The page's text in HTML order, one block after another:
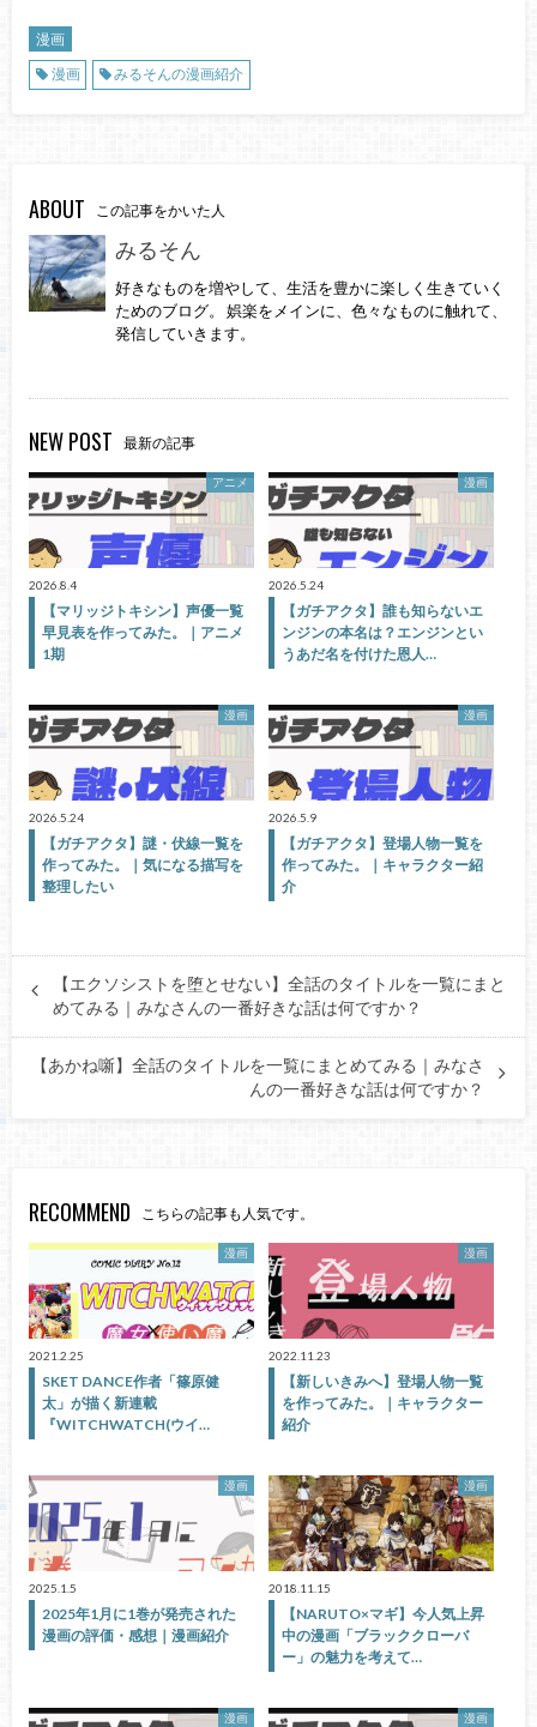
漫画
漫画
みるそんの漫画紹介
ABOUT この記事をかいた人
みるそん
好きなものを増やして、生活を豊かに楽しく生きていく
ためのブログ。 娯楽をメインに、色々なものに触れて、
発信していきます。
NEW POST 最新の記事
アニメ
2026.8.4
【マリッジトキシン】声優一覧
早見表を作ってみた。｜アニメ
1期
漫画
2026.5.24
【ガチアクタ】誰も知らないエ
ンジンの本名は？エンジンとい
うあだ名を付けた恩人…
漫画
2026.5.24
【ガチアクタ】謎・伏線一覧を
作ってみた。｜気になる描写を
整理したい
漫画
2026.5.9
【ガチアクタ】登場人物一覧を
作ってみた。｜キャラクター紹
介
【エクソシストを堕とせない】全話のタイトルを一覧にまと
めてみる｜みなさんの一番好きな話は何ですか？
【あかね噺】全話のタイトルを一覧にまとめてみる｜みなさ
んの一番好きな話は何ですか？
RECOMMEND こちらの記事も人気です。
漫画
2021.2.25
SKET DANCE作者「篠原健
太」が描く新連載
『WITCHWATCH(ウイ…
漫画
2022.11.23
【新しいきみへ】登場人物一覧
を作ってみた。｜キャラクター
紹介
漫画
2025.1.5
2025年1月に1巻が発売された
漫画の評価・感想｜漫画紹介
漫画
2018.11.15
【NARUTO×マギ】今人気上昇
中の漫画「ブラッククローバ
ー」の魅力を考えて…
漫画 漫画